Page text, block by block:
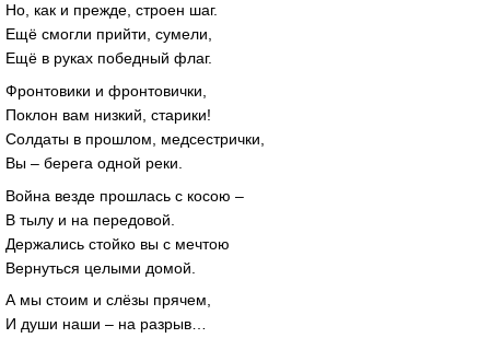
Но, как и прежде, строен шаг.
Ещё смогли прийти, сумели,
Ещё в руках победный флаг.
Фронтовики и фронтовички,
Поклон вам низкий, старики!
Солдаты в прошлом, медсестрички,
Вы – берега одной реки.
Война везде прошлась с косою –
В тылу и на передовой.
Держались стойко вы с мечтою
Вернуться целыми домой.
А мы стоим и слёзы прячем,
И души наши – на разрыв…